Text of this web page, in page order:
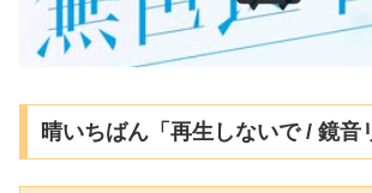
晴いちばん「再生しないで / 鏡音